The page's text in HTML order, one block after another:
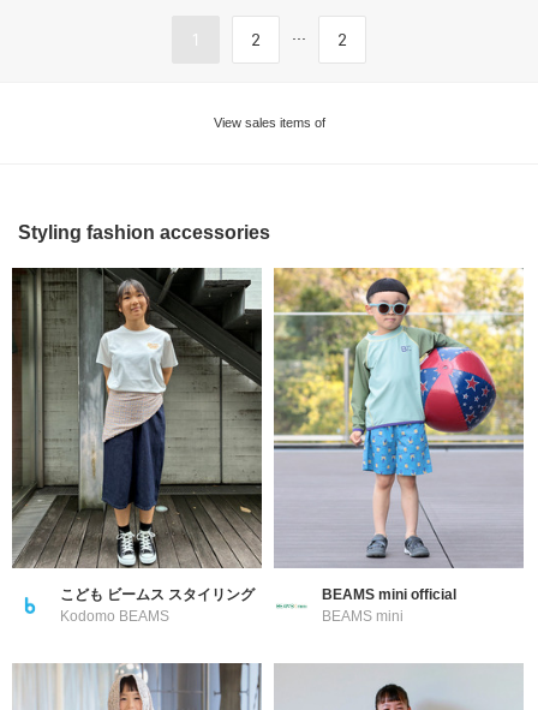
1 2 ... 2
View sales items of
Styling fashion accessories
こども ビームス スタイリング
Kodomo BEAMS
BEAMS mini official
BEAMS mini